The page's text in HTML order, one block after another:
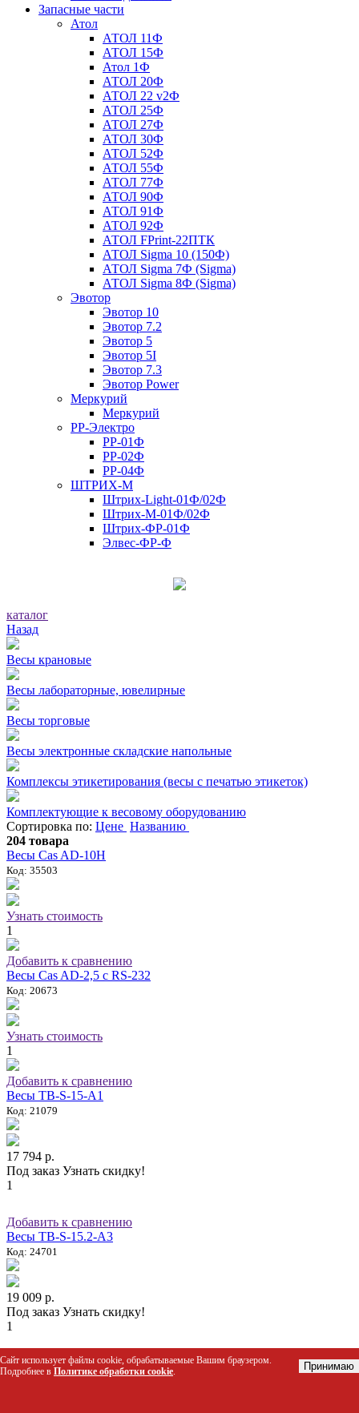
Запасные части
Атол
АТОЛ 11Ф
АТОЛ 15Ф
Атол 1Ф
АТОЛ 20Ф
АТОЛ 22 v2Ф
АТОЛ 25Ф
АТОЛ 27Ф
АТОЛ 30Ф
АТОЛ 52Ф
АТОЛ 55Ф
АТОЛ 77Ф
АТОЛ 90Ф
АТОЛ 91Ф
АТОЛ 92Ф
АТОЛ FPrint-22ПТК
АТОЛ Sigma 10 (150Ф)
АТОЛ Sigma 7Ф (Sigma)
АТОЛ Sigma 8Ф (Sigma)
Эвотор
Эвотор 10
Эвотор 7.2
Эвотор 5
Эвотор 5I
Эвотор 7.3
Эвотор Power
Меркурий
Меркурий
РР-Электро
РР-01Ф
РР-02Ф
РР-04Ф
ШТРИХ-М
Штрих-Light-01Ф/02Ф
Штрих-М-01Ф/02Ф
Штрих-ФР-01Ф
Элвес-ФР-Ф
каталог
Назад
Весы крановые
Весы лабораторные, ювелирные
Весы торговые
Весы электронные складские напольные
Комплексы этикетирования (весы с печатью этикеток)
Комплектующие к весовому оборудованию
Сортировка по: Цене Названию
204 товара
Весы Сas AD-10Н
Код: 35503
Узнать стоимость
1
Добавить к сравнению
Весы Сas AD-2,5 с RS-232
Код: 20673
Узнать стоимость
1
Добавить к сравнению
Весы ТВ-S-15-А1
Код: 21079
17 794 р.
Под заказ Узнать скидку!
1
Добавить к сравнению
Весы ТВ-S-15.2-А3
Код: 24701
19 009 р.
Под заказ Узнать скидку!
1
Добавить к сравнению
Весы ТВ-S-200.2-А1
Сайт использует файлы cookie, обрабатываемые Вашим браузером.
Подробнее в Политике обработки cookie. Принимаю